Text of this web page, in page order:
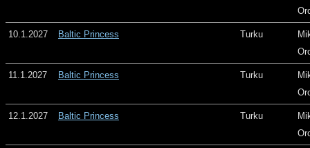
10.1.2027 Baltic Princess Turku
11.1.2027 Baltic Princess Turku
12.1.2027 Baltic Princess Turku